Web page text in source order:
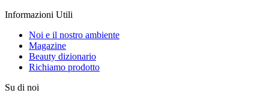
Informazioni Utili
Noi e il nostro ambiente
Magazine
Beauty dizionario
Richiamo prodotto
Su di noi